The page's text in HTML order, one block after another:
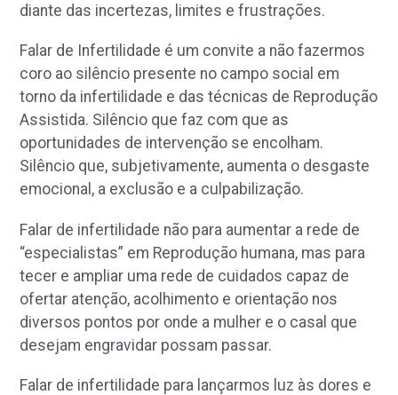
diante das incertezas, limites e frustrações.
Falar de Infertilidade é um convite a não fazermos
coro ao silêncio presente no campo social em
torno da infertilidade e das técnicas de Reprodução
Assistida. Silêncio que faz com que as
oportunidades de intervenção se encolham.
Silêncio que, subjetivamente, aumenta o desgaste
emocional, a exclusão e a culpabilização.
Falar de infertilidade não para aumentar a rede de
“especialistas” em Reprodução humana, mas para
tecer e ampliar uma rede de cuidados capaz de
ofertar atenção, acolhimento e orientação nos
diversos pontos por onde a mulher e o casal que
desejam engravidar possam passar.
Falar de infertilidade para lançarmos luz às dores e